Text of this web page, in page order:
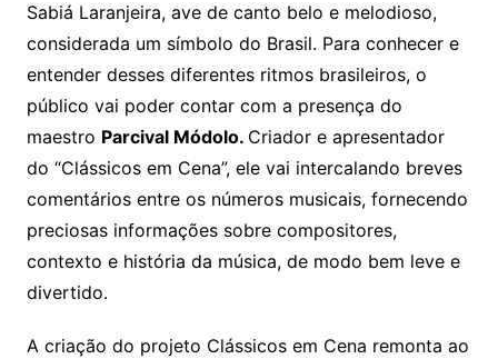
Sabiá Laranjeira, ave de canto belo e melodioso,
considerada um símbolo do Brasil. Para conhecer e
entender desses diferentes ritmos brasileiros, o
público vai poder contar com a presença do
maestro Parcival Módolo. Criador e apresentador
do “Clássicos em Cena”, ele vai intercalando breves
comentários entre os números musicais, fornecendo
preciosas informações sobre compositores,
contexto e história da música, de modo bem leve e
divertido.
A criação do projeto Clássicos em Cena remonta ao